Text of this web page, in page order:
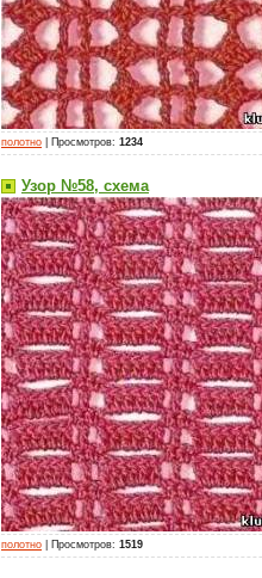
полотно Просмотров: 1234
Узор №58, схема
полотно Просмотров: 1519